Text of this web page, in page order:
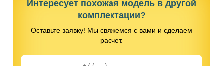
Интересует похожая модель в другой
комплектации?
Оставьте заявку! Мы свяжемся с вами и сделаем
расчет.